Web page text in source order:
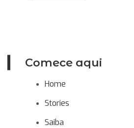
Comece aqui
Home
Stories
Saiba